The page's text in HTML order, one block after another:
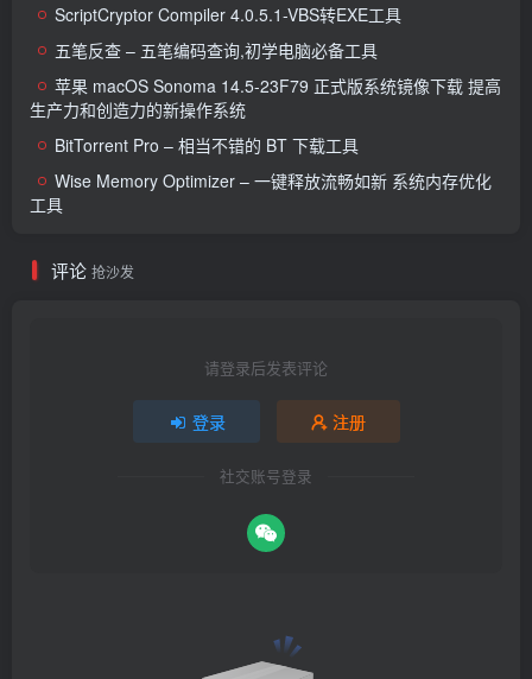
ScriptCryptor Compiler 4.0.5.1-VBS转EXE工具
五笔反查 – 五笔编码查询,初学电脑必备工具
苹果 macOS Sonoma 14.5-23F79 正式版系统镜像下载 提高
生产力和创造力的新操作系统
BitTorrent Pro – 相当不错的 BT 下载工具
Wise Memory Optimizer – 一键释放流畅如新 系统内存优化
工具
评论 抢沙发
请登录后发表评论
登录 注册
社交账号登录